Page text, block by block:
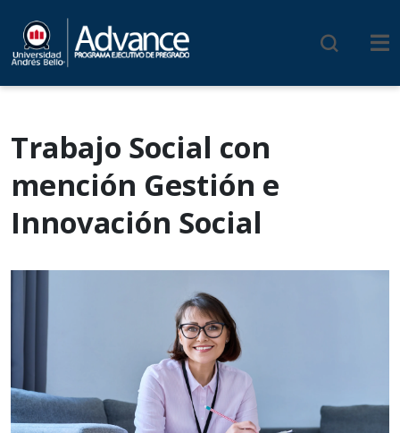
Trabajo Social con
mención Gestión e
Innovación Social